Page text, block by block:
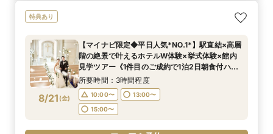
8/20(木)
【マイナビ限定特典◆卒花大好評！】感動の挙式
体験×上質ホテルWフェア《車来館OK◎見学時駐
ネムーン宿泊》
所要時間：3時間程度
10:00〜
13:00〜
15:00〜
フェアを予約
8/20(木)
上質ホテルで叶える◆フォトウェディング相談会
11:00〜
13:00〜
15:00〜
フェアを予約
8/20(木)
新郎新婦のみもOK◆挙式のみ開催の方向け相談
11:00〜
13:00〜
15:00〜
フェアを予約
8/20(木)
◆高層階*絶景ウェディング◆館内神前式×*和婚
10:00〜
13:00〜
15:00〜
フェアを予約
8/20(木)
10:00〜
13:00〜
15:00〜
フェアを予約
特典あり
8/21 (金)
【マイナビ限定◆平日人気*NO.1*】駅直結×高層
階の絶景で叶えるホテルW体験×挙式体験×館内
見学ツアー《1件目のご成約で1泊2日朝食付ハネ
ムーン宿泊》
所要時間：3時間程度
10:00〜
13:00〜
15:00〜